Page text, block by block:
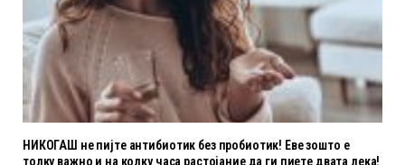
НИКОГАШ не пијте антибиотик без пробиотик! Еве зошто е
толку важно и на колку часа растојание да ги пиете двата лека!